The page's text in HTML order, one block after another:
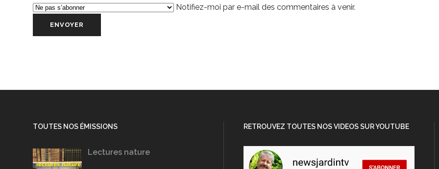
Notifiez-moi par e-mail des commentaires à venir.
TOUTES NOS ÉMISSIONS
Lectures nature
RETROUVEZ TOUTES NOS VIDEOS SUR YOUTUBE